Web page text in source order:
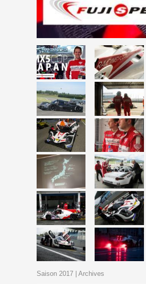
Saison 2017 | Archives